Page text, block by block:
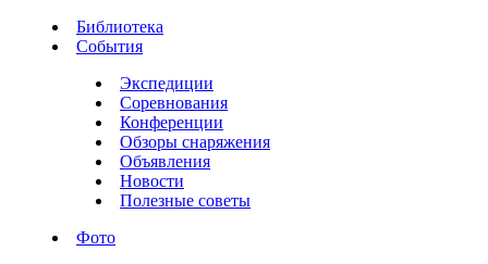
Библиотека
События
Экспедиции
Соревнования
Конференции
Обзоры снаряжения
Объявления
Новости
Полезные советы
Фото